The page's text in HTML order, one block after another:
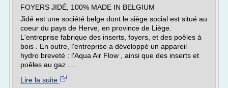
FOYERS JIDÉ, 100% MADE IN BELGIUM
Jidé est une société belge dont le siège social est situé au
coeur du pays de Herve, en province de Liège.
L'entreprise fabrique des inserts, foyers, et des poêles à
bois . En outre, l'entreprise a développé un appareil
hydro breveté : l'Aqua Air Flow , ainsi que des inserts et
poêles au gaz ....
Lire la suite